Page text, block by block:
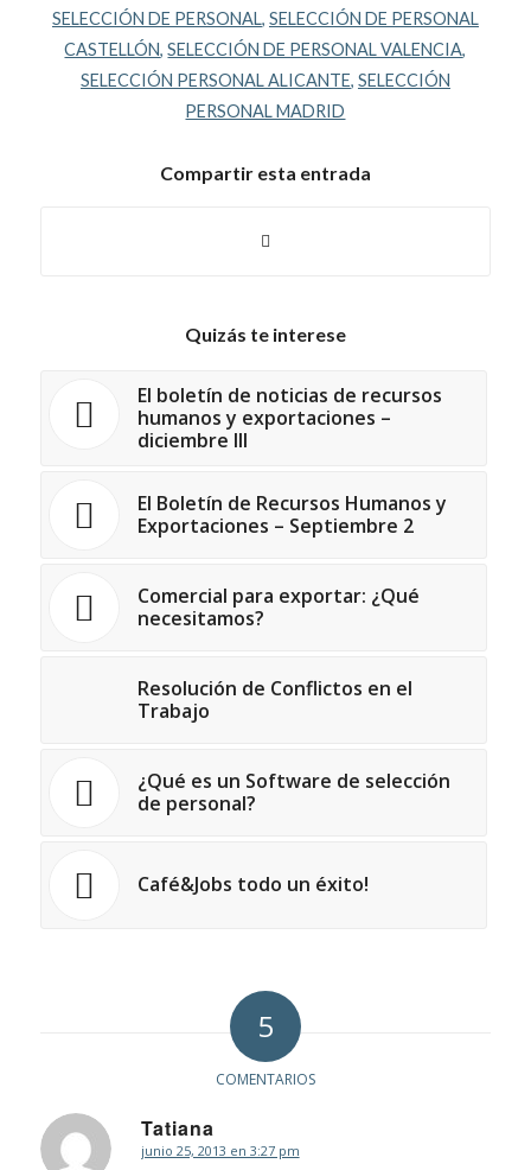
SELECCIÓN DE PERSONAL, SELECCIÓN DE PERSONAL
CASTELLÓN,SELECCIÓN DE PERSONAL VALENCIA,
SELECCIÓN PERSONAL ALICANTE, SELECCIÓN
PERSONAL MADRID
Compartir esta entrada
Quizás te interese
El boletín de noticias de recursos
humanos y exportaciones –
diciembre III
El Boletín de Recursos Humanos y
Exportaciones – Septiembre 2
Comercial para exportar: ¿Qué
necesitamos?
Resolución de Conflictos en el
Trabajo
¿Qué es un Software de selección
de personal?
Café&Jobs todo un éxito!
5
COMENTARIOS
Tatiana
Dice:
junio 25, 2013 en 3:27 pm